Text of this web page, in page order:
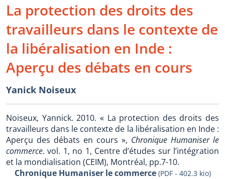
La protection des droits des
travailleurs dans le contexte de
la libéralisation en Inde :
Aperçu des débats en cours
Yanick Noiseux
Noiseux, Yannick. 2010. « La protection des droits des
travailleurs dans le contexte de la libéralisation en Inde :
Aperçu des débats en cours », Chronique Humaniser le
commerce. vol. 1, no 1, Centre d’études sur l’intégration
et la mondialisation (CEIM), Montréal, pp.7-10.
Chronique Humaniser le commerce (PDF - 402.3 kio)